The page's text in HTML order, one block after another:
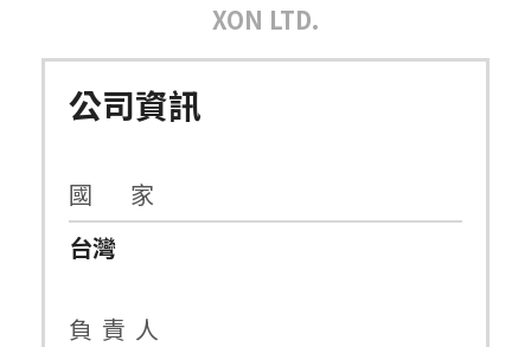
XON LTD.
公司資訊
國 家
台灣
負 責 人